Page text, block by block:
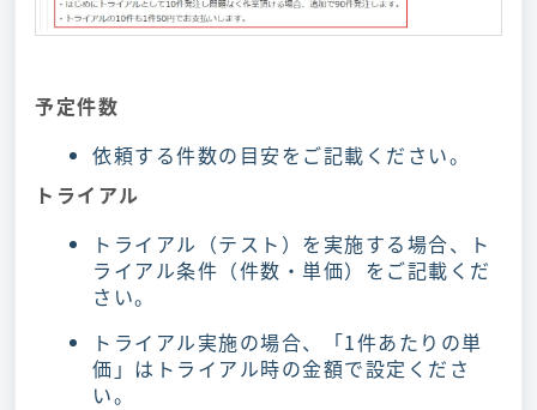
予定件数
依頼する件数の目安をご記載ください。
トライアル
トライアル（テスト）を実施する場合、ト
ライアル条件（件数・単価）をご記載くだ
さい。
トライアル実施の場合、「1件あたりの単
価」はトライアル時の金額で設定くださ
い。